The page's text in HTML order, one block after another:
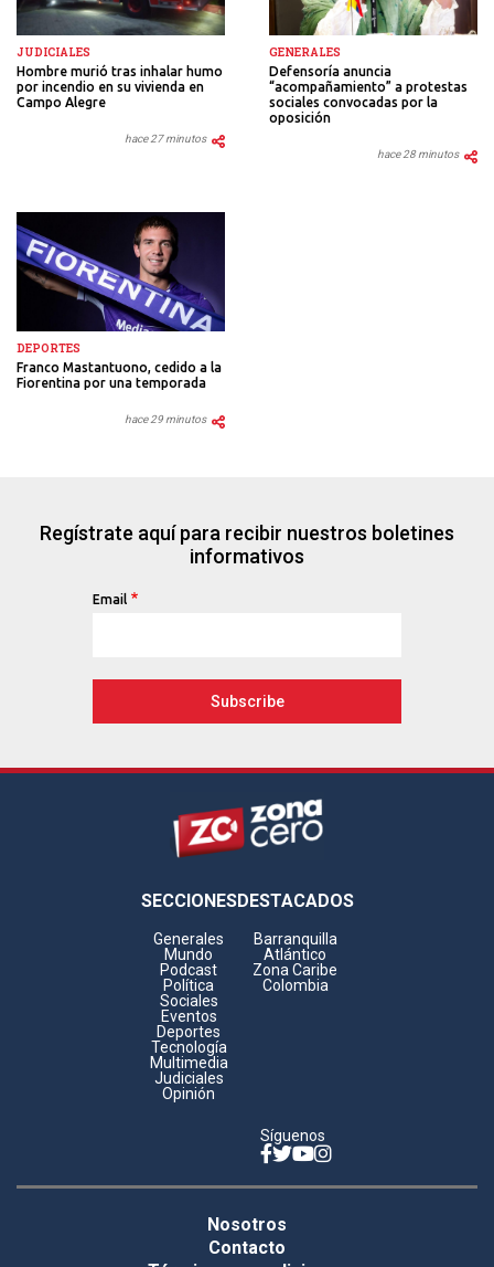
JUDICIALES
Hombre murió tras inhalar humo
por incendio en su vivienda en
Campo Alegre
hace 27 minutos
GENERALES
Defensoría anuncia
“acompañamiento” a protestas
sociales convocadas por la
oposición
hace 28 minutos
DEPORTES
Franco Mastantuono, cedido a la
Fiorentina por una temporada
hace 29 minutos
Regístrate aquí para recibir nuestros boletines
informativos
Email
SECCIONES
Generales
Mundo
Podcast
Política
Sociales
Eventos
Deportes
Tecnología
Multimedia
Judiciales
Opinión
DESTACADOS
Barranquilla
Atlántico
Zona Caribe
Colombia
Síguenos
Nosotros
Contacto